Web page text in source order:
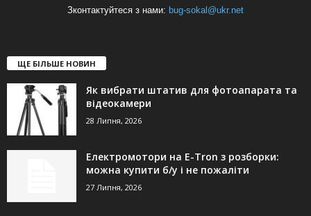
Зконтактуйтеся з нами: bug-sokal@ukr.net
ЩЕ БІЛЬШЕ НОВИН
Як вибрати штатив для фотоапарата та
відеокамери
28 Липня, 2026
Електромотори на E-Tron з розборки:
можна купити б/у і не пожаліти
27 Липня, 2026